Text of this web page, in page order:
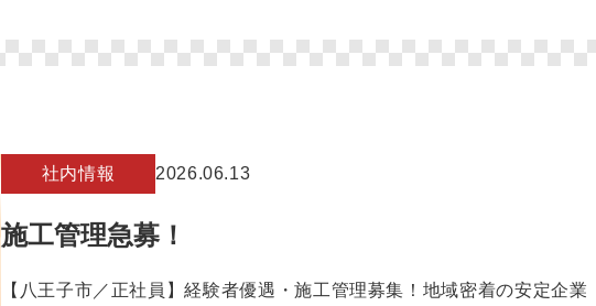
社内情報 2026.06.13
施工管理急募！
【八王子市／正社員】経験者優遇・施工管理募集！地域密着の安定企業